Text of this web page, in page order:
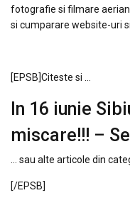
fotografie si filmare
si cumparare website-uri
[EPSB]Citeste si …
In 16 iunie
miscare!!! –
… sau alte articole din
[/EPSB]